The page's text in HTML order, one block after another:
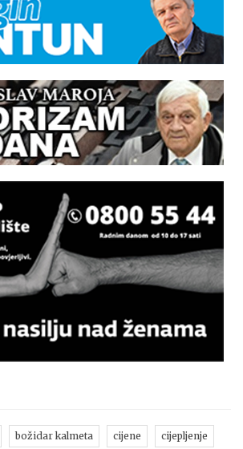
božidar kalmeta cijene cijepljenje